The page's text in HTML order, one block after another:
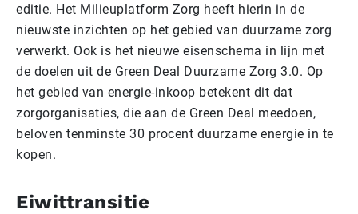
editie. Het Milieuplatform Zorg heeft hierin in de
nieuwste inzichten op het gebied van duurzame zorg
verwerkt. Ook is het nieuwe eisenschema in lijn met
de doelen uit de Green Deal Duurzame Zorg 3.0. Op
het gebied van energie-inkoop betekent dit dat
zorgorganisaties, die aan de Green Deal meedoen,
beloven tenminste 30 procent duurzame energie in te
kopen.
Eiwittransitie